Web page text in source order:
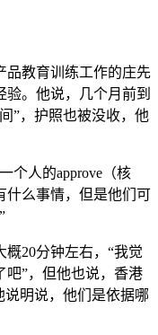
品教育训练工作的庄先
。他说，几个月前到
”，护照也被没收，他
个人的approve（核
什么事情，但是他们可
20分钟左右，“我觉
吧”，但他也说，香港
说明说，他们是依据哪